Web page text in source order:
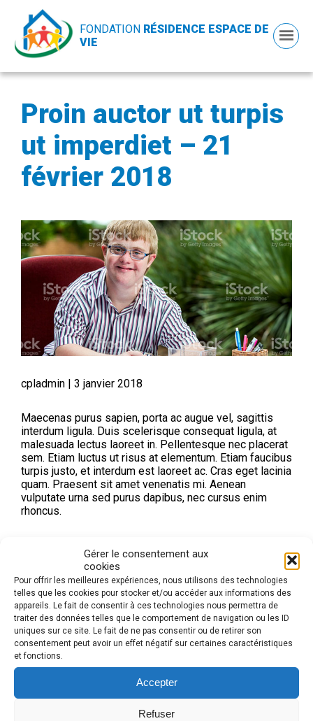
Gérer le consentement aux
cookies
Pour offrir les meilleures expériences, nous utilisons des technologies
telles que les cookies pour stocker et/ou accéder aux informations des
appareils. Le fait de consentir à ces technologies nous permettra de
traiter des données telles que le comportement de navigation ou les ID
uniques sur ce site. Le fait de ne pas consentir ou de retirer son
consentement peut avoir un effet négatif sur certaines caractéristiques
et fonctions.
Accepter
Refuser
FONDATION RÉSIDENCE ESPACE DE
VIE
Proin auctor ut turpis
ut imperdiet – 21
février 2018
cpladmin | 3 janvier 2018
Maecenas purus sapien, porta ac augue vel, sagittis
interdum ligula. Duis scelerisque consequat ligula, at
malesuada lectus laoreet in. Pellentesque nec placerat
sem. Etiam luctus ut risus at elementum. Etiam faucibus
turpis justo, et interdum est laoreet ac. Cras eget lacinia
quam. Praesent sit amet venenatis mi. Aenean
vulputate urna sed purus dapibus, nec cursus enim
rhoncus.
lectus consectetur tempor. Integer in urna enim. Class
aptent taciti sociosqu ad litora torquent per conubia
nostra, per inceptos himenaeos. Interdum et malesuada
fames ac ante ipsum primis in faucibus. Ut non ligula
ligula. Duis imperdiet sodales lectus, ac malesuada
justo gravida auctor. Vestibulum sit amet metus sed
ipsum mattis posuere. Sed laoreet felis vel mi pulvinar,
eget pellentesque neque molestie.